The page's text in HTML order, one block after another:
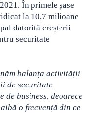
În primele șase
la 10,7 milioane
datorită creșterii
securitate
balanța activității
de securitate
business, deoarece
o frecvență din ce